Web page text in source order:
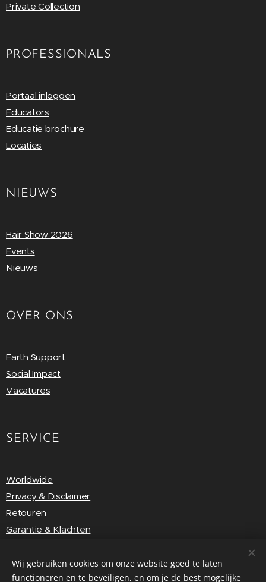
Private Collection
PROFESSIONALS
Portaal inloggen
Educators
Educatie brochure
Locaties
NIEUWS
Hair Show 2026
Events
Nieuws
OVER ONS
Earth Support
Social Impact
Vacatures
SERVICE
Worldwide
Privacy & Disclaimer
Retouren
Garantie & Klachten
Wij gebruiken cookies om onze website goed te laten
functioneren en te beveiligen, en om je de best mogelijke